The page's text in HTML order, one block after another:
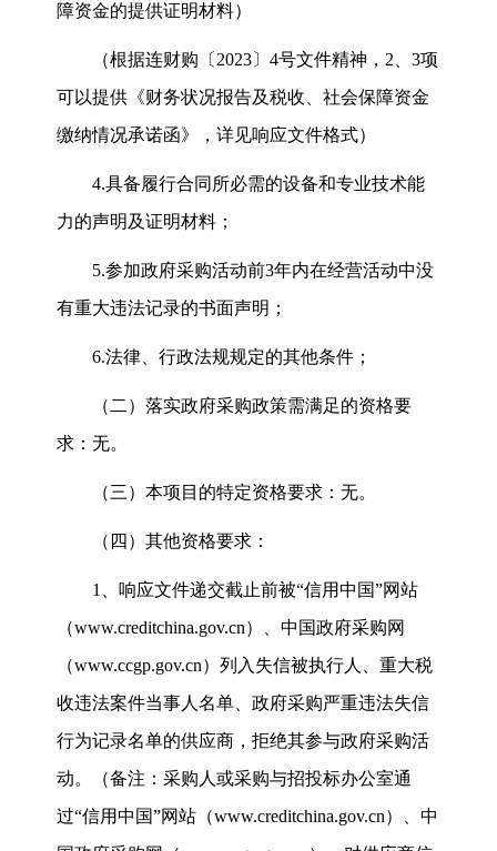
障资金的提供证明材料）
（根据连财购〔 2023〕 4号文件精神， 2 3项
可以提供《财务状况报告及税收、社会保障资金
缴纳情况承诺函》，详见响应文件格式）
4.具备履行合同所必需的设备和专业技术能
力的声明及证明材料；
5.参加政府采购活动前3年内在经营活动中没
有重大违法记录的书面声明；
6.法律、行政法规规定的其他条件；
（二）落实政府采购政策需满足的资格要
求：无。
（三）本项目的特定资格要求：无。
（四）其他资格要求：
1
、响应文件递交截止前被“信用中国”网站
（www.creditchina.gov.cn）、中国政府采购网
（www.ccgp.gov.cn）列入失信被执行人、重大税
收违法案件当事人名单、政府采购严重违法失信
行为记录名单的供应商，拒绝其参与政府采购活
动。（备注：采购人或采购与招投标办公室通
过“信用中国”网站（www.creditchina.gov.cn）、中